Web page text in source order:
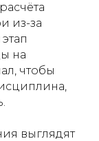
из-за
на
чтобы
выглядят